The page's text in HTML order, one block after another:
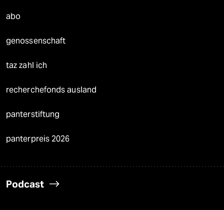
abo
genossenschaft
taz zahl ich
recherchefonds ausland
panterstiftung
panterpreis 2026
Podcast